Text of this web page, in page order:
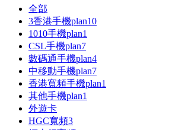
全部
3香港手機plan10
1010手機plan1
CSL手機plan7
數碼通手機plan4
中移動手機plan7
香港寬頻手機plan1
其他手機plan1
外遊卡
HGC寬頻3